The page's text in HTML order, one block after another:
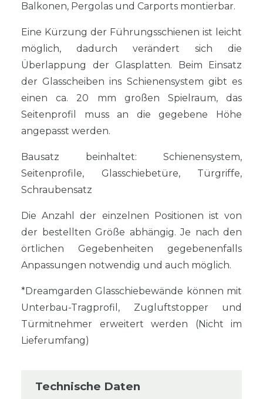
Balkonen, Pergolas und Carports montierbar.
Eine Kürzung der Führungsschienen ist leicht
möglich, dadurch verändert sich die
Überlappung der Glasplatten. Beim Einsatz
der Glasscheiben ins Schienensystem gibt es
einen ca. 20 mm großen Spielraum, das
Seitenprofil muss an die gegebene Höhe
angepasst werden.
Bausatz beinhaltet: Schienensystem,
Seitenprofile, Glasschiebetüre, Türgriffe,
Schraubensatz
Die Anzahl der einzelnen Positionen ist von
der bestellten Größe abhängig. Je nach den
örtlichen Gegebenheiten gegebenenfalls
Anpassungen notwendig und auch möglich.
*Dreamgarden Glasschiebewände können mit
Unterbau-Tragprofil, Zugluftstopper und
Türmitnehmer erweitert werden (Nicht im
Lieferumfang)
Technische Daten